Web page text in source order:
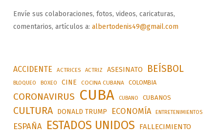
Envíe sus colaboraciones, fotos, videos, caricaturas,
comentarios, artículos a: albertodenis49@gmail.com
ACCIDENTE ACTRICES ACTRIZ ASESINATO BEÍSBOL
BLOQUEO BOXEO CINE COCINA CUBANA COLOMBIA
CORONAVIRUS CUBA CUBANO CUBANOS
CULTURA DONALD TRUMP ECONOMÍA ENTRETENIMIENTOS
ESPAÑA ESTADOS UNIDOS FALLECIMIENTO